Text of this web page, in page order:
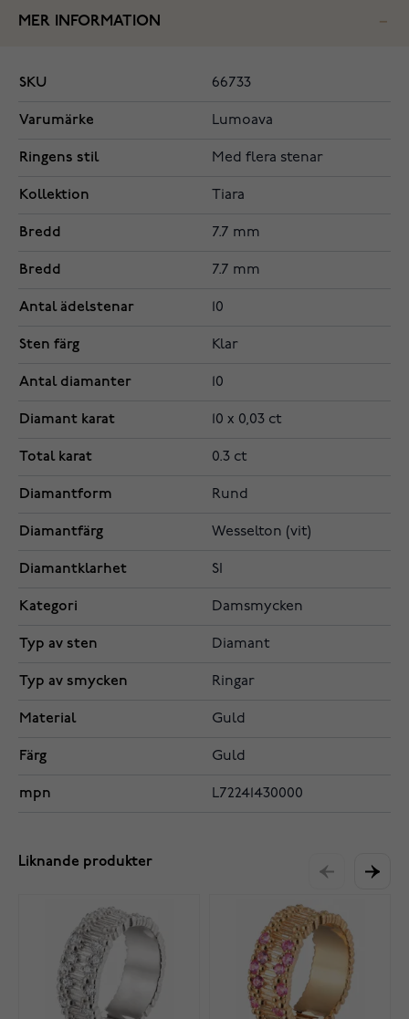
MER INFORMATION
SKU 66733
Varumärke Lumoava
Ringens stil Med flera stenar
Kollektion Tiara
Bredd 7.7 mm
Bredd 7.7 mm
Antal ädelstenar 10
Sten färg Klar
Antal diamanter 10
Diamant karat 10 x 0,03 ct
Total karat 0.3 ct
Diamantform Rund
Diamantfärg Wesselton (vit)
Diamantklarhet SI
Kategori Damsmycken
Typ av sten Diamant
Typ av smycken Ringar
Material Guld
Färg Guld
mpn L72241430000
Liknande produkter